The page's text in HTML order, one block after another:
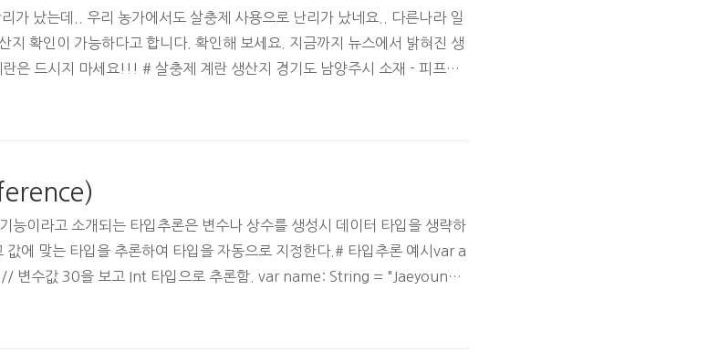
가 났는데.. 우리 농가에서도 살충제 사용으로 난리가 났네요.. 다른나라 일
지 확인이 가능하다고 합니다. 확인해 보세요. 지금까지 뉴스에서 밝혀진 생
은 드시지 마세요!!! # 살충제 계란 생산지 경기도 남양주시 소재 - 피프노
준치 초과 # 계란 생산자 고유번호 생산지 고유번호 서울특별시 01 부산광
능이라고 소개되는 타입추론은 변수나 상수를 생성시 데이터 타입을 생략하
값에 맞는 타입을 추론하여 타입을 자동으로 지정한다.# 타입추론 예시var a
수값 30을 보고 Int 타입으로 추론함. var name: String = "Jaeyoung";
수값 보고 String 타입으로 추론함. # 부록JavaScript 공부 또는 사용해